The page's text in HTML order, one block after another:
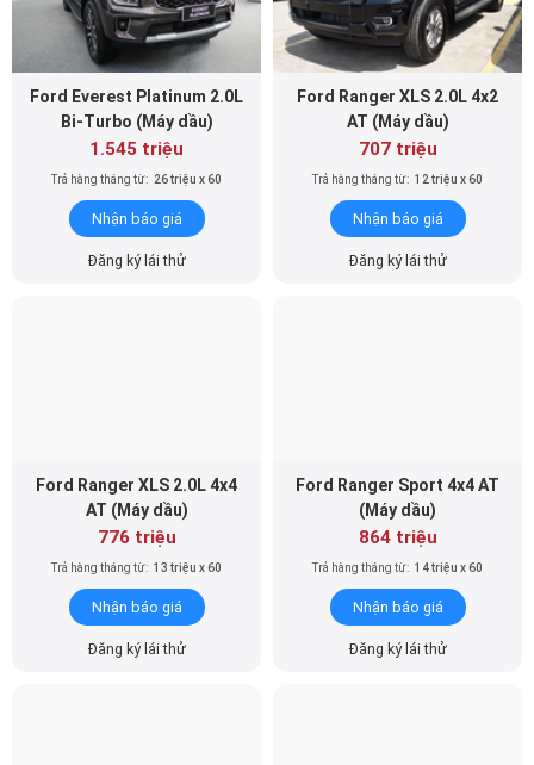
Ford Everest Platinum 2.0L
Bi-Turbo (Máy dầu)
1.545 triệu
Trả hàng tháng từ: 26 triệu x 60
Nhận báo giá
Đăng ký lái thử
Ford Ranger XLS 2.0L 4x2
AT (Máy dầu)
707 triệu
Trả hàng tháng từ: 12 triệu x 60
Nhận báo giá
Đăng ký lái thử
Ford Ranger XLS 2.0L 4x4
AT (Máy dầu)
776 triệu
Trả hàng tháng từ: 13 triệu x 60
Nhận báo giá
Đăng ký lái thử
Ford Ranger Sport 4x4 AT
(Máy dầu)
864 triệu
Trả hàng tháng từ: 14 triệu x 60
Nhận báo giá
Đăng ký lái thử